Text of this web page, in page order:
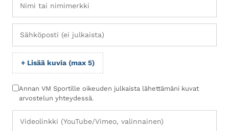
+ Lisää kuvia (max 5)
Annan VM Sportille oikeuden julkaista lähettämäni kuvat
arvostelun yhteydessä.